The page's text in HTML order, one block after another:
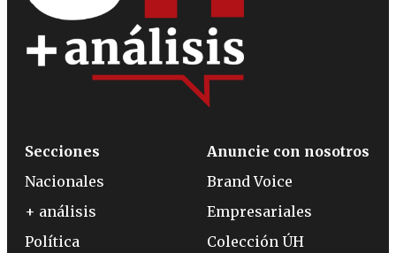
Secciones
Nacionales
+ análisis
Política
Anuncie con nosotros
Brand Voice
Empresariales
Colección ÚH